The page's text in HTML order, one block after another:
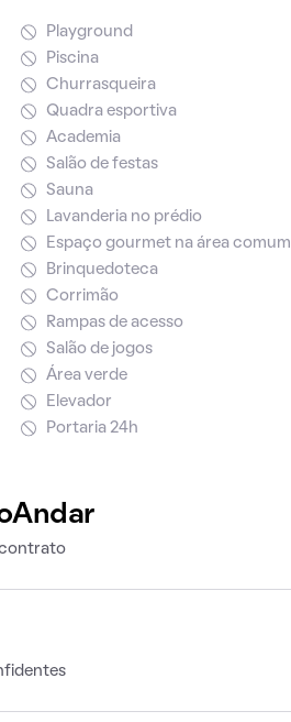
Playground
Piscina
Churrasqueira
Quadra esportiva
Academia
Salão de festas
Sauna
Lavanderia no prédio
Espaço gourmet na área comum
Brinquedoteca
Corrimão
Rampas de acesso
Salão de jogos
Área verde
Elevador
Portaria 24h